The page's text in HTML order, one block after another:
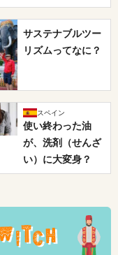
サステナブルツー
リズムってなに？
スペイン
使い終わった油
が、洗剤（せんざ
い）に大変身？